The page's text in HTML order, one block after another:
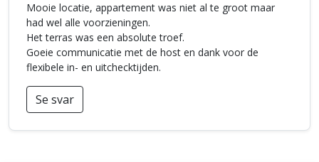
Mooie locatie, appartement was niet al te groot maar
had wel alle voorzieningen.
Het terras was een absolute troef.
Goeie communicatie met de host en dank voor de
flexibele in- en uitchecktijden.
Se svar